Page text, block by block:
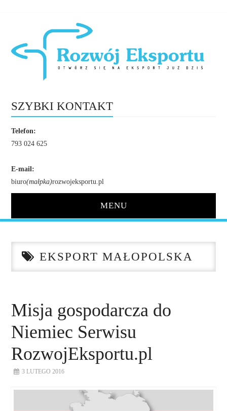
SZYBKI KONTAKT
Telefon:
793 024 625
E-mail:
biuro(małpka)rozwojeksportu.pl
MENU
O NAS
DORADZTWO
PROEXIO
EKSPORT MAŁOPOLSKA
Misja gospodarcza do
Niemiec Serwisu
RozwojEksportu.pl
3 LUTEGO 2016